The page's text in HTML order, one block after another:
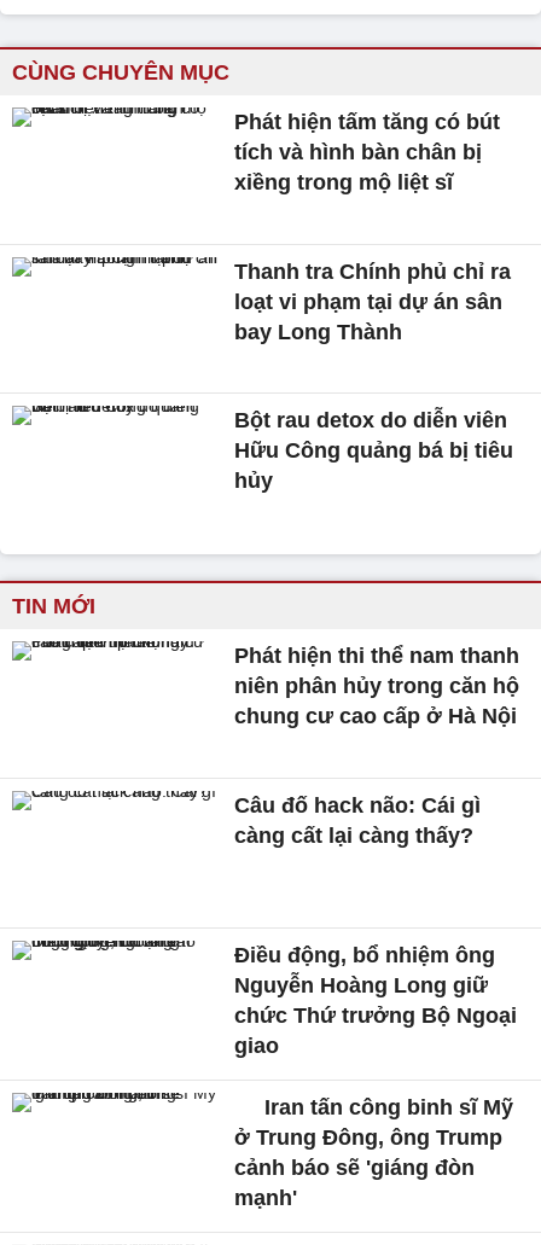
CÙNG CHUYÊN MỤC
Phát hiện tấm tăng có bút
tích và hình bàn chân bị
xiềng trong mộ liệt sĩ
Thanh tra Chính phủ chỉ ra
loạt vi phạm tại dự án sân
bay Long Thành
Bột rau detox do diễn viên
Hữu Công quảng bá bị tiêu
hủy
TIN MỚI
Phát hiện thi thể nam thanh
niên phân hủy trong căn hộ
chung cư cao cấp ở Hà Nội
Câu đố hack não: Cái gì
càng cất lại càng thấy?
Điều động, bổ nhiệm ông
Nguyễn Hoàng Long giữ
chức Thứ trưởng Bộ Ngoại
giao
Iran tấn công binh sĩ Mỹ
ở Trung Đông, ông Trump
cảnh báo sẽ 'giáng đòn
mạnh'